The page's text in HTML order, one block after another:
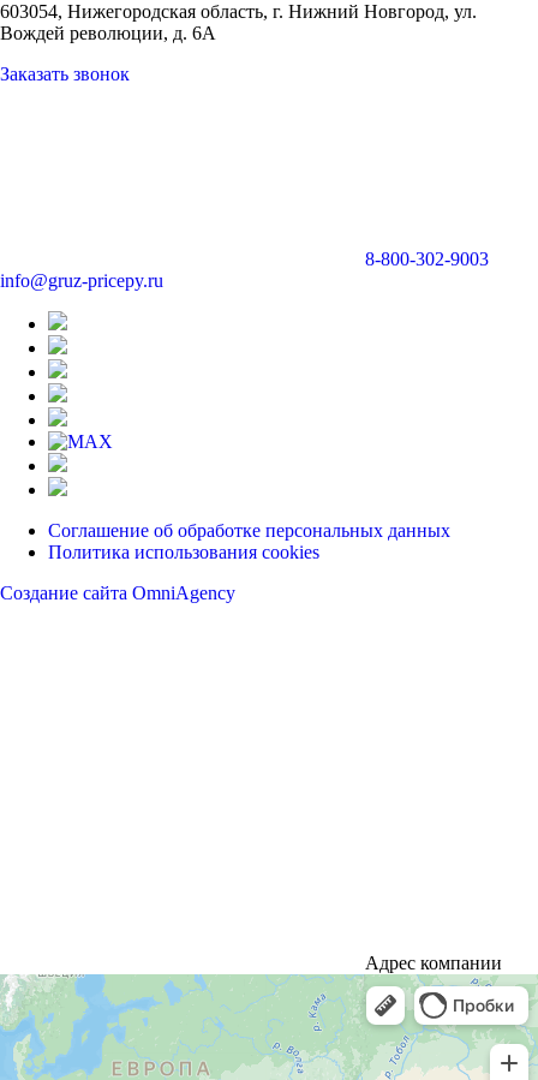
603054, Нижегородская область, г. Нижний Новгород, ул.
Вождей революции, д. 6А
Заказать звонок
8-800-302-9003
info@gruz-pricepy.ru
Соглашение об обработке персональных данных
Политика использования cookies
Создание сайта OmniAgency
Адрес компании